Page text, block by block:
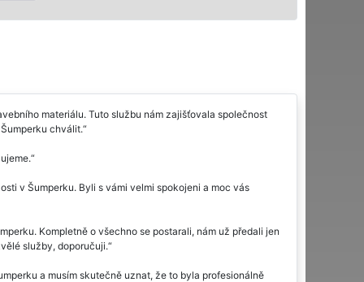
materiálu. Tuto službu nám zajišťovala společnost
chválit.
v Šumperku. Byli s vámi velmi spokojeni a moc vás
Kompletně o všechno se postarali, nám už předali jen
služby, doporučuji.
a musím skutečně uznat, že to byla profesionálně